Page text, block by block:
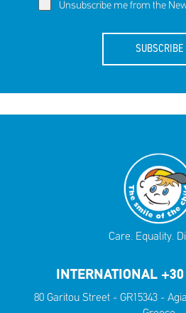
Unsubscribe me from the
SUBSCRIBE
Care. Equality.
INTERNATIONAL
80 Garitou Street - GR15343 -